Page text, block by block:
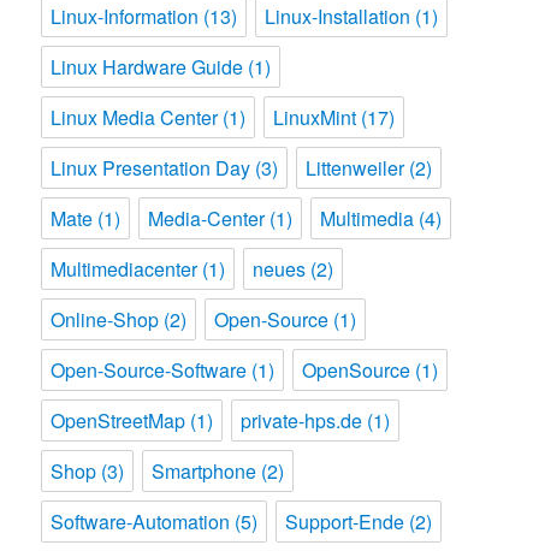
Linux-Information (13) Linux-Installation (1)
Linux Hardware Guide (1)
Linux Media Center(1) LinuxMint (17)
Linux Presentation Day (3) Littenweiler(2)
Mate (1) Media-Center(1) Multimedia (4)
Multimediacenter(1) neues (2)
Online-Shop (2) Open-Source (1)
Open-Source-Software (1) OpenSource (1)
OpenStreetMap (1) private-hps.de (1)
Shop (3) Smartphone (2)
Software-Automation (5) Support-Ende (2)